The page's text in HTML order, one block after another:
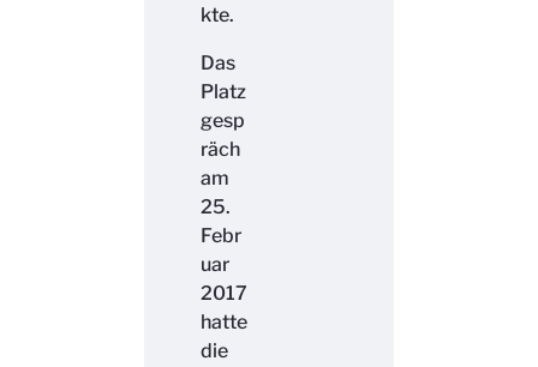
kte.
Das
Platz
gesp
räch
am
25.
Febr
uar
2017
hatte
die